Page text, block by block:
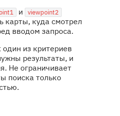
и viewpoint2
карты, куда смотрел
вводом запроса.
один из критериев
результаты, и
Не ограничивает
поиска только